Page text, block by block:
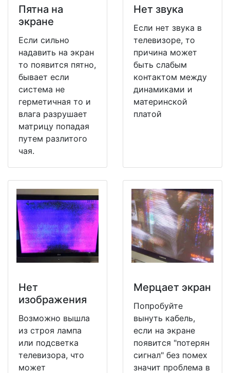
Пятна на
экране
Если сильно
надавить на экран
то появится пятно,
бывает если
система не
герметичная то и
влага разрушает
матрицу попадая
путем разлитого
чая.
Нет звука
Если нет звука в
телевизоре, то
причина может
быть слабым
контактом между
динамиками и
материнской
платой
Нет
изображения
Возможно вышла
из строя лампа
или подсветка
телевизора, что
может
Мерцает экран
Попробуйте
вынуть кабель,
если на экране
появится "потерян
сигнал" без помех
значит проблема в